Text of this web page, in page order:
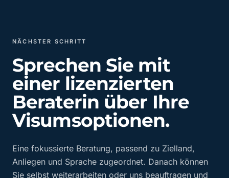
NÄCHSTER SCHRITT
Sprechen Sie mit
einer lizenzierten
Beraterin über Ihre
Visumsoptionen.
Eine fokussierte Beratung, passend zu Zielland,
Anliegen und Sprache zugeordnet. Danach können
Sie selbst weiterarbeiten oder uns beauftragen und